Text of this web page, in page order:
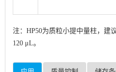
注：HP50为质粒小提中量柱，建
120 μL。